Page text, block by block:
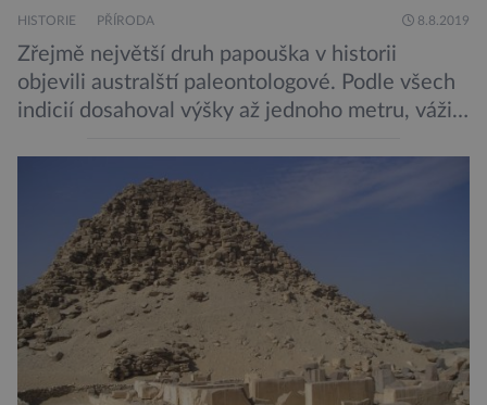
HISTORIE PŘÍRODA 8.8.2019
Zřejmě největší druh papouška v historii
objevili australští paleontologové. Podle všech
indicií dosahoval výšky až jednoho metru, vážil
pojmenování Heracles inexpectatus a doba
jeho života je datována přibližně před 19
miliony lety. „Nový Zéland je dobře známý
svými velkými nelétavými ptáky. Dominantní
[…]